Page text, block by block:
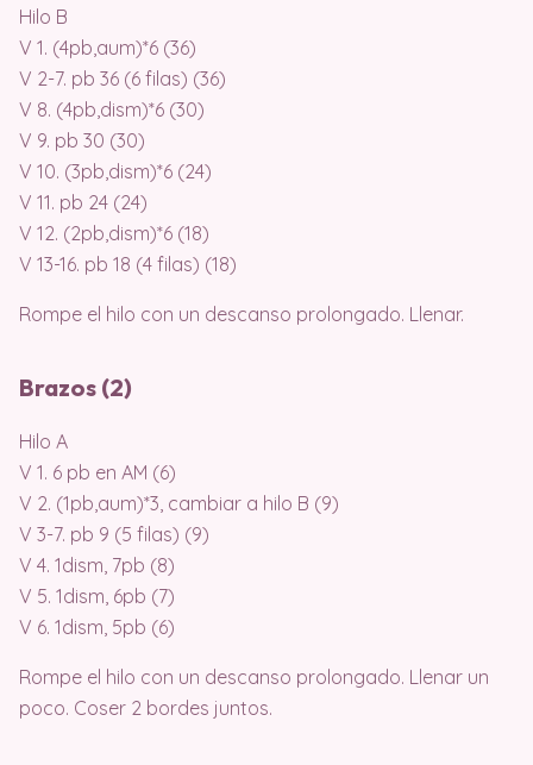
Hilo B
V 1. (4pb,aum)*6 (36)
V 2-7. pb 36 (6 filas) (36)
V 8. (4pb,dism)*6 (30)
V 9. pb 30 (30)
V 10. (3pb,dism)*6 (24)
V 11. pb 24 (24)
V 12. (2pb,dism)*6 (18)
V 13-16. pb 18 (4 filas) (18)
Rompe el hilo con un descanso prolongado. Llenar.
Brazos (2)
Hilo A
V 1. 6 pb en AM (6)
V 2. (1pb,aum)*3, cambiar a hilo B (9)
V 3-7. pb 9 (5 filas) (9)
V 4. 1dism, 7pb (8)
V 5. 1dism, 6pb (7)
V 6. 1dism, 5pb (6)
Rompe el hilo con un descanso prolongado. Llenar un
poco. Coser 2 bordes juntos.